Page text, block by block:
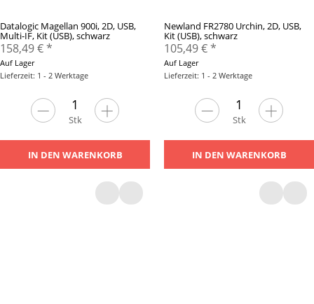
Datalogic Magellan 900i, 2D, USB,
Multi-IF, Kit (USB), schwarz
158,49 €*
Auf Lager
Lieferzeit: 1 - 2 Werktage
Stk
IN DEN WARENKORB
Newland FR2780 Urchin, 2D, USB,
Kit (USB), schwarz
105,49 €*
Auf Lager
Lieferzeit: 1 - 2 Werktage
Stk
IN DEN WARENKORB